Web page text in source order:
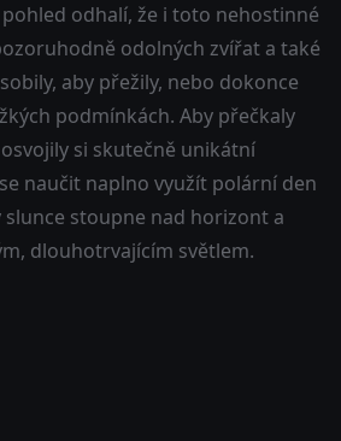
odhalí, že i toto nehostinné
odolných zvířat a také
aby přežily, nebo dokonce
podmínkách. Aby přečkaly
si skutečně unikátní
naučit naplno využít polární den
stoupne nad horizont a
dlouhotrvajícím světlem.